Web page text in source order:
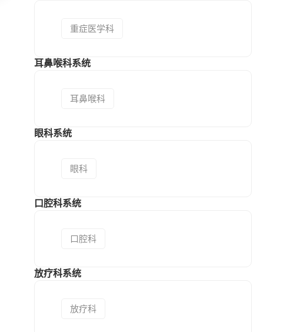
重症医学科
耳鼻喉科系统
耳鼻喉科
眼科系统
眼科
口腔科系统
口腔科
放疗科系统
放疗科